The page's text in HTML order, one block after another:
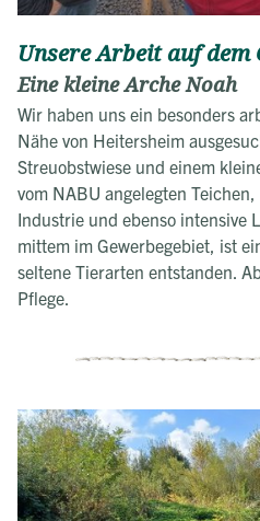
Unsere Arbeit auf dem
Eine kleine Arche Noah
Wir haben uns ein besonders
Nähe von Heitersheim
Streuobstwiese und einem
vom NABU angelegten
Industrie und ebenso intensive
mittem im Gewerbegebiet, ist
seltene Tierarten entstanden.
Pflege.